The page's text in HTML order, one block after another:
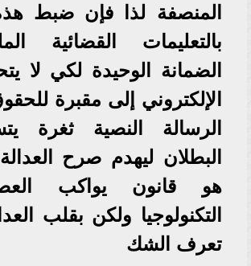
المنصفة لذا فإن ضبط
بالتعليمات القضائية
الضمانة الوحيدة لكي لا
الإلكتروني إلى مقبرة
الرسالة النصية ثغرة
البطلان ليهدم صرح
هو قانون يواكب
التكنولوجيا ولكن بقلب
تعرف الشك